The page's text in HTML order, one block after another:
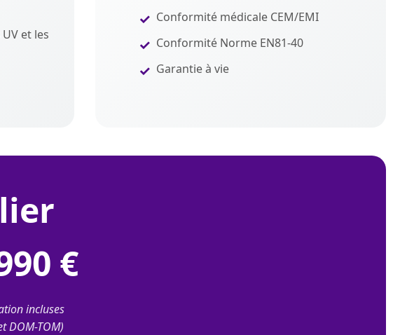
et les
Conformité médicale CEM/EMI
Conformité Norme EN81-40
Garantie à vie
€
incluses
DOM-TOM)